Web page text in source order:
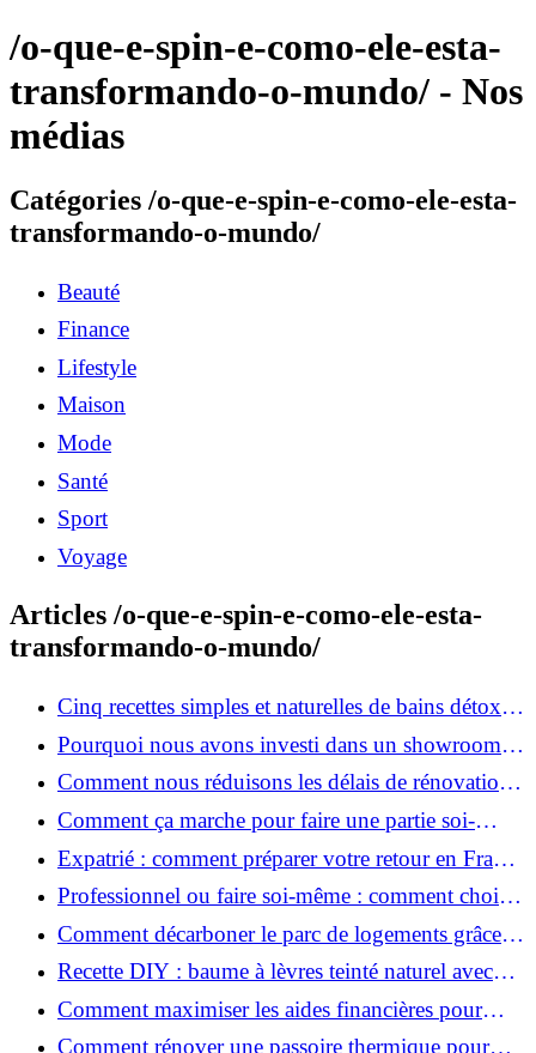
/o-que-e-spin-e-como-ele-esta-
transformando-o-mundo/ - Nos
médias
Catégories /o-que-e-spin-e-como-ele-esta-
transformando-o-mundo/
Beauté
Finance
Lifestyle
Maison
Mode
Santé
Sport
Voyage
Articles /o-que-e-spin-e-como-ele-esta-
transformando-o-mundo/
Cinq recettes simples et naturelles de bains détox
maison
Pourquoi nous avons investi dans un showroom-
atelier et ce que cela apporte aux clients
Comment nous réduisons les délais de rénovation à
3 mois au lieu de 6?
Comment ça marche pour faire une partie soi-
même et nous confier le reste ?
Expatrié : comment préparer votre retour en France
et rénover votre bien à distance ?
Professionnel ou faire soi-même : comment choisir
pour votre rénovation ?
Comment décarboner le parc de logements grâce à
la rénovation énergétique ?
Recette DIY : baume à lèvres teinté naturel avec
SPF
Comment maximiser les aides financières pour
votre rénovation ?
Comment rénover une passoire thermique pour